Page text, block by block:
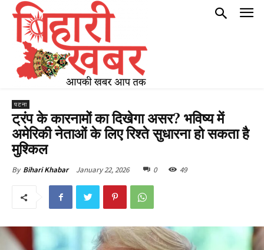
पटना
ट्रंप के कारनामों का दिखेगा असर? भविष्य में
अमेरिकी नेताओं के लिए रिश्ते सुधारना हो सकता है
मुश्किल
By Bihari Khabar January 22, 2026 0 49